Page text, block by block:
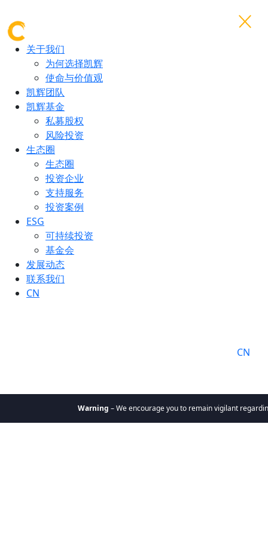
关于我们
为何选择凯辉
使命与价值观
凯辉团队
凯辉基金
私募股权
风险投资
生态圈
生态圈
投资企业
支持服务
投资案例
ESG
可持续投资
基金会
发展动态
联系我们
CN
CN
Warning– We encourage you to remain vigilant